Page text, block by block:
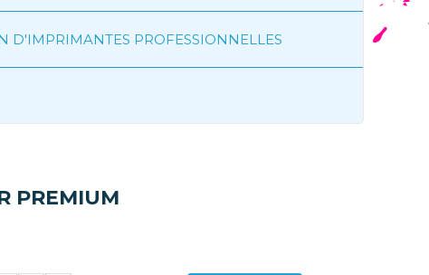
D'IMPRIMANTES PROFESSIONNELLES
PREMIUM